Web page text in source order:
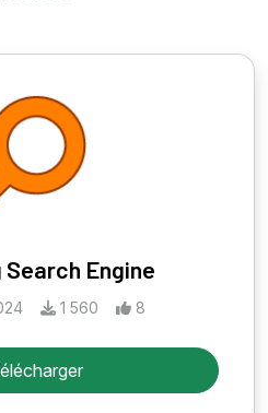
Engine
1 560 8